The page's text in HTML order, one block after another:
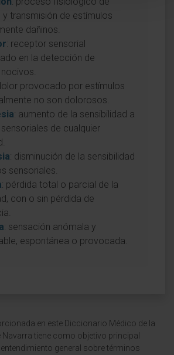
transmisión de estímulos
dañinos.
: receptor sensorial
en la detección de
provocado por estímulos
no son dolorosos.
: aumento de la sensibilidad a
de cualquier
: disminución de la sensibilidad
sensoriales.
: pérdida total o parcial de la
con o sin pérdida de
: sensación anómala y
espontánea o provocada.
en este Diccionario Médico de la
Navarra tiene como objetivo principal
general sobre términos